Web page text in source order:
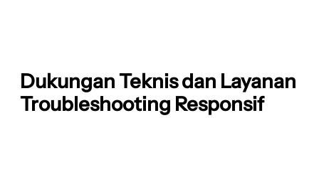
Dukungan Teknis dan Layanan
Troubleshooting Responsif